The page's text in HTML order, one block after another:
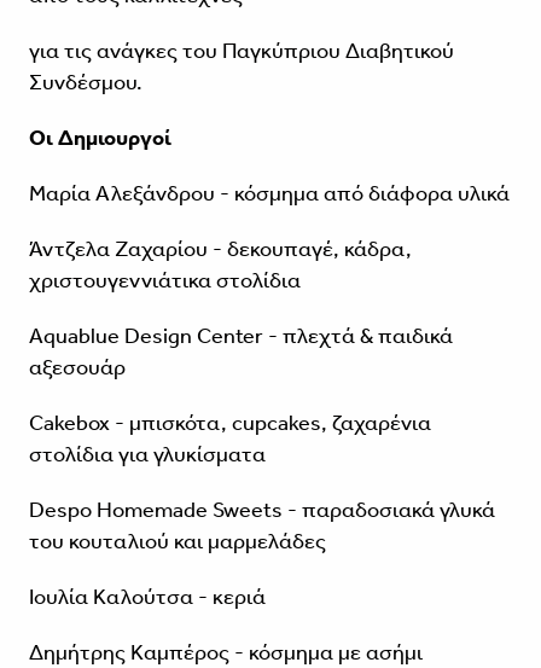
για τις ανάγκες του Παγκύπριου Διαβητικού
Συνδέσμου.
Οι Δημιουργοί
Μαρία Αλεξάνδρου - κόσμημα από διάφορα υλικά
Άντζελα Ζαχαρίου - δεκουπαγέ, κάδρα,
χριστουγεννιάτικα στολίδια
Aquablue Design Center - πλεχτά & παιδικά
αξεσουάρ
Cakebox - μπισκότα, cupcakes, ζαχαρένια
στολίδια για γλυκίσματα
Despo Homemade Sweets - παραδοσιακά γλυκά
του κουταλιού και μαρμελάδες
Ιουλία Καλούτσα - κεριά
Δημήτρης Καμπέρος - κόσμημα με ασήμι